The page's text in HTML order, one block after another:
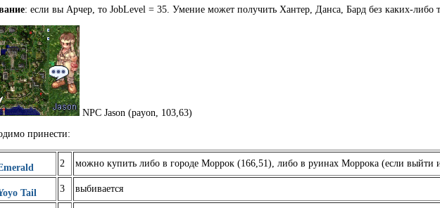
: если вы Арчер, то JobLevel = 35. Умение может получить Хантер, Данса, Бард без каких-либо
NPC Jason (payon, 103,63)
принести:
2 можно купить либо в городе Моррок (166,51), либо в руинах Моррока (если выйти
Tail 3 выбивается